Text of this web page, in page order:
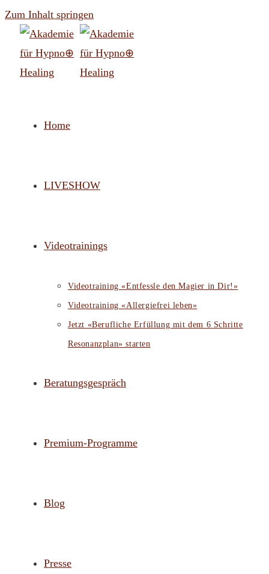
Zum Inhalt springen
Home
LIVESHOW
Videotrainings
Videotraining «Entfessle den Magier in Dir!»
Videotraining «Allergiefrei leben»
Jetzt «Berufliche Erfüllung mit dem 6 Schritte
Resonanzplan» starten
Beratungsgespräch
Premium-Programme
Blog
Presse